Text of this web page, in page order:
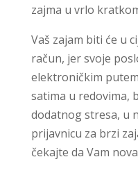
zajma u vrlo
Vaš zajam biti će u
račun, jer svoje
elektroničkim
satima u redovima,
dodatnog stresa, u
prijavnicu za brzi
čekajte da Vam